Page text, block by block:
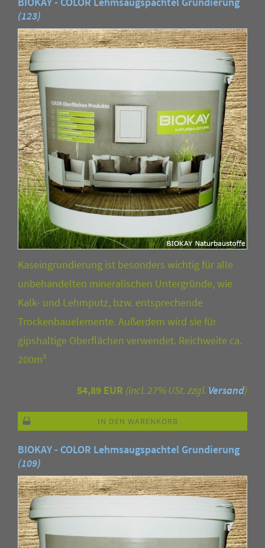
(123)
Kaseingrundierung ist besonders wichtig für alle
unbehandelten mineralischen Untergründe, wie
Kalk- und Lehmputz, bzw. entsprechende
Trockenbauelemente. Außerdem wird sie für
gipshaltige Oberflächen verwendet. Reichweite ca.
200m²
54,89 EUR (incl. 27% USt. zzgl. Versand)
IN DEN WARENKORB
BIOKAY - COLOR Lehmsaugspachtel Grundierung
(109)